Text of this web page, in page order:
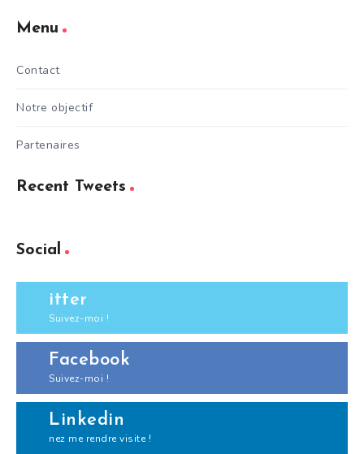
Menu
Contact
Notre objectif
Partenaires
Recent Tweets
Social
itter
Suivez-moi !
Facebook
Suivez-moi !
Linkedin
nez me rendre visite !